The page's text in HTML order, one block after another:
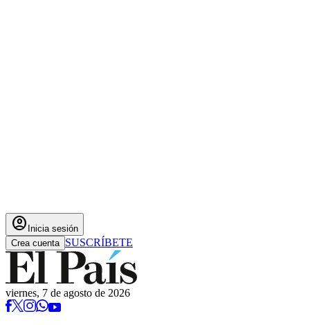
account_circle Inicia sesión
Crea cuenta SUSCRÍBETE
viernes, 7 de agosto de 2026